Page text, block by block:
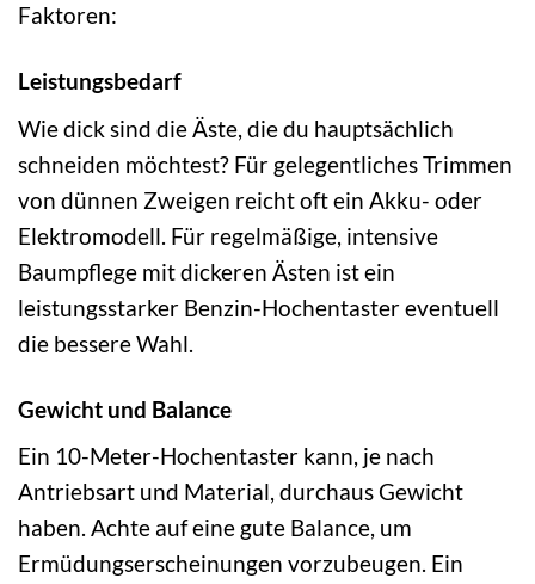
Faktoren:
Leistungsbedarf
Wie dick sind die Äste, die du hauptsächlich
schneiden möchtest? Für gelegentliches Trimmen
von dünnen Zweigen reicht oft ein Akku- oder
Elektromodell. Für regelmäßige, intensive
Baumpflege mit dickeren Ästen ist ein
leistungsstarker Benzin-Hochentaster eventuell
die bessere Wahl.
Gewicht und Balance
Ein 10-Meter-Hochentaster kann, je nach
Antriebsart und Material, durchaus Gewicht
haben. Achte auf eine gute Balance, um
Ermüdungserscheinungen vorzubeugen. Ein